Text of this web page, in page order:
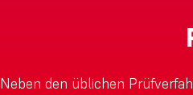
Neben den üblichen